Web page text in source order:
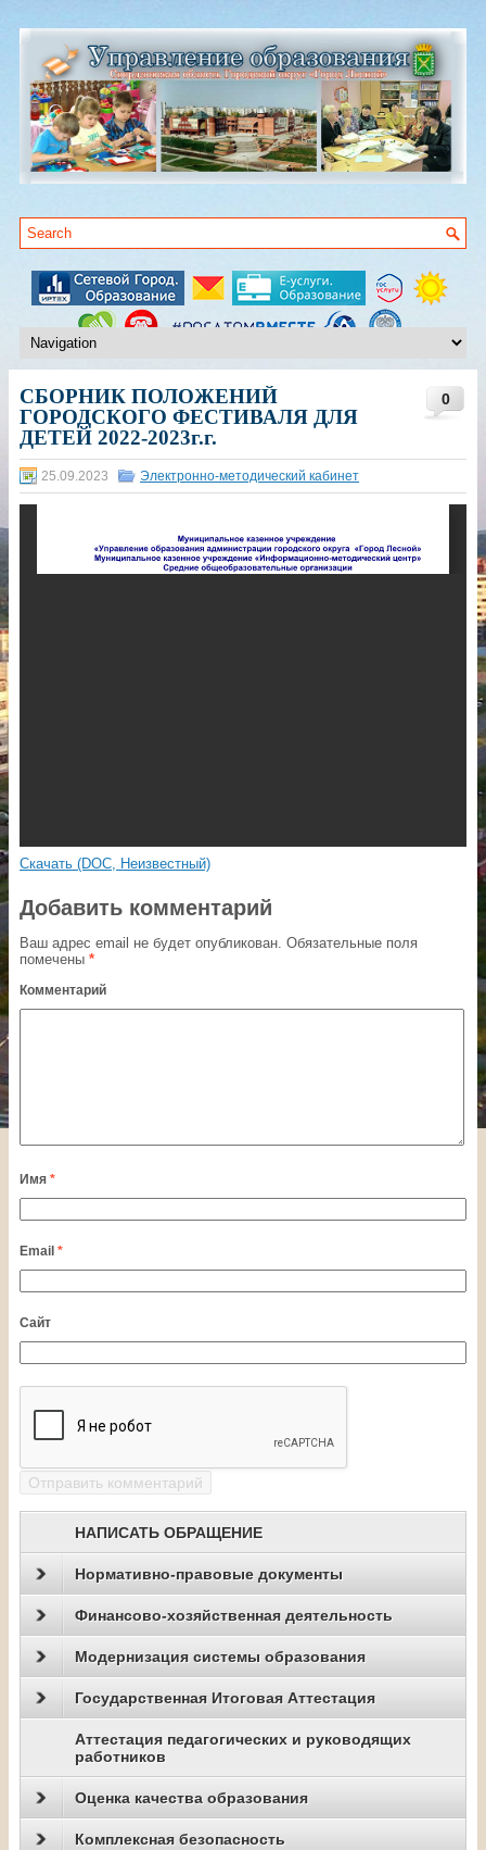
0
СБОРНИК ПОЛОЖЕНИЙ
ГОРОДСКОГО ФЕСТИВАЛЯ ДЛЯ
ДЕТЕЙ 2022-2023г.г.
25.09.2023 Электронно-методический кабинет
Скачать (DOC, Неизвестный)
Добавить комментарий
Ваш адрес email не будет опубликован. Обязательные поля
помечены *
Комментарий
Имя *
Email *
Сайт
НАПИСАТЬ ОБРАЩЕНИЕ
Нормативно-правовые документы
Финансово-хозяйственная деятельность
Модернизация системы образования
Государственная Итоговая Аттестация
Аттестация педагогических и руководящих
работников
Оценка качества образования
Комплексная безопасность